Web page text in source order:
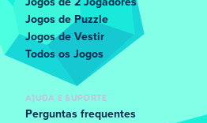
Jogos de 2 Jogadores
Jogos de Puzzle
Jogos de Vestir
Todos os Jogos
AJUDA E SUPORTE
Perguntas frequentes